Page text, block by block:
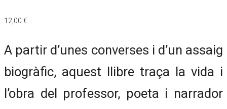
12,00 €
A partir d’unes converses i d’un assaig
biogràfic, aquest llibre traça la vida i
l’obra del professor, poeta i narrador